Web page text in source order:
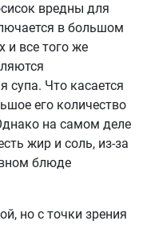
вредны для
в большом
и все того же
супа. Что касается
его количество
на самом деле
жир и соль, из-за
блюде
но с точки зрения